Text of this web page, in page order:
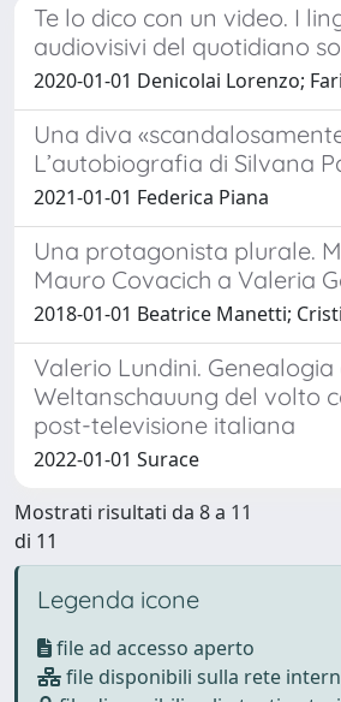
Te lo dico con un video. I
audiovisivi del quotidiano
2020-01-01 Denicolai Lorenzo;
Una diva
L’autobiografia di Silvana
2021-01-01 Federica Piana
Una protagonista plurale.
Mauro Covacich a Valeria
2018-01-01 Beatrice Manetti;
Valerio Lundini. Genealogia
Weltanschauung del volto
post-televisione italiana
2022-01-01 Surace
Mostrati risultati da 8 a 11
di 11
Legenda icone
file ad accesso aperto
file disponibili sulla rete